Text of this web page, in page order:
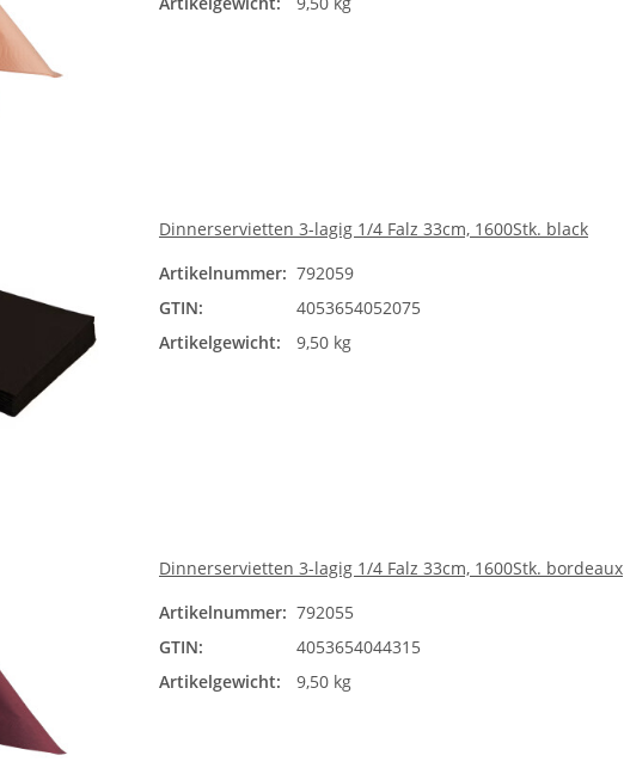
Dinnerservietten 3-lagig 1/4 Falz 33cm, 1600Stk. black
Artikelnummer: 792059
GTIN:
4053654052075
Artikelgewicht:
9,50 kg
Dinnerservietten 3-lagig 1/4 Falz 33cm, 1600Stk. bordeaux
Artikelnummer: 792055
GTIN:
4053654044315
Artikelgewicht:
9,50 kg